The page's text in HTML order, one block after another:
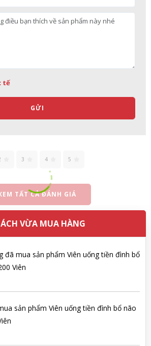
tế
GỬI
3 4 5
TẤT CẢ ĐÁNH GIÁ
VỪA MUA HÀNG
trẻ Sơ Sinh
Sơ Sinh
địa Nhật (hộp thiếc 800g)
đã mua sản phẩm Viên uống tiền đình bổ
Viên
sản phẩm Viên uống tiền đình bổ não